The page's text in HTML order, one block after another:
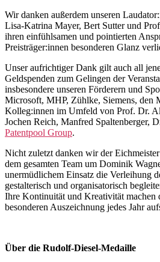
Wir danken außerdem unseren
Lisa-Katrina Mayer, Bert Sutter und
ihren einfühlsamen und pointierten
Preisträger:innen besonderen Glanz
Unser aufrichtiger Dank gilt auch all
Geldspenden zum Gelingen der
insbesondere unseren Förderern und
Microsoft, MHP, Zühlke, Siemens, den
Kolleg:innen im Umfeld von Prof. Dr.
Jochen Reich, Manfred Spaltenberger,
Patentpool Group.
Nicht zuletzt danken wir der
dem gesamten Team um Dominik
unermüdlichem Einsatz die Verleihung
gestalterisch und organisatorisch
Ihre Kontinuität und Kreativität machen
besonderen Auszeichnung jedes Jahr
Über die Rudolf-Diesel-Medaille